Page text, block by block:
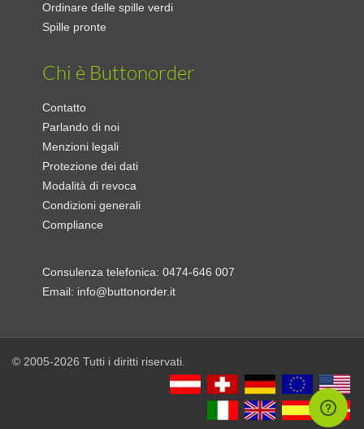
Ordinare delle spille verdi
Spille pronte
Chi è Buttonorder
Contatto
Parlando di noi
Menzioni legali
Protezione dei dati
Modalità di revoca
Condizioni generali
Compliance
Consulenza telefonica:0474-646 007
Email: info@buttonorder.it
© 2005-2026 Tutti i diritti riservati.